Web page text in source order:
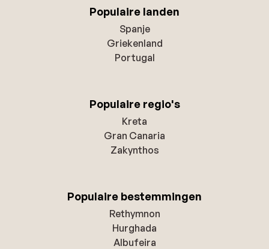
Populaire landen
Spanje
Griekenland
Portugal
Populaire regio's
Kreta
Gran Canaria
Zakynthos
Populaire bestemmingen
Rethymnon
Hurghada
Albufeira